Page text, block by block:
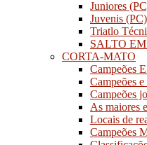
Juniores
Juvenis (PC)
Triatlo
SALTO
CORTA-MATO
Campeões
Campeões
Campeões
As maiores
Locais de
Campeões